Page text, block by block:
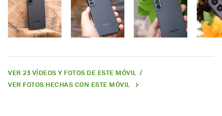
VER 23 VÍDEOS Y FOTOS DE ESTE MÓVIL
VER FOTOS HECHAS CON ESTE MÓVIL